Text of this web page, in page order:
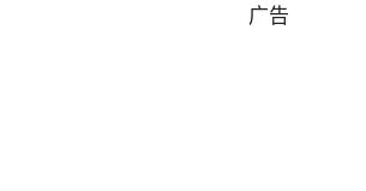
广告